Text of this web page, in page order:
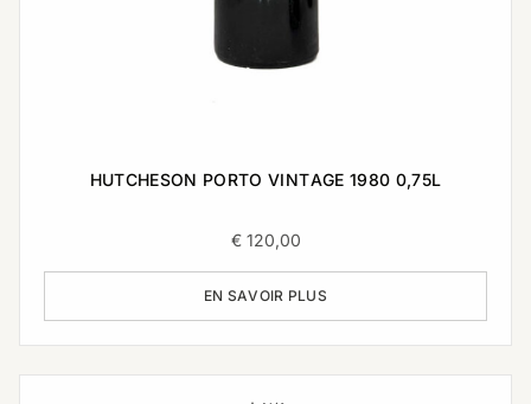
HUTCHESON PORTO VINTAGE 1980 0,75L
€120,00
EN SAVOIR PLUS